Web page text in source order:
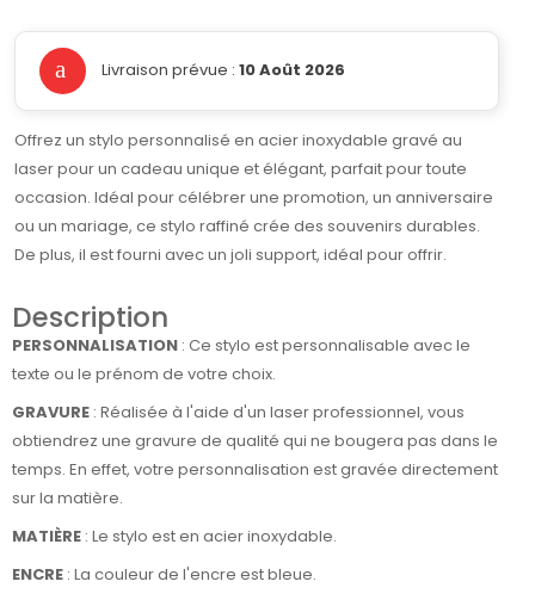
Livraison prévue : 10 Août 2026
Offrez un stylo personnalisé en acier inoxydable gravé au
laser pour un cadeau unique et élégant, parfait pour toute
occasion. Idéal pour célébrer une promotion, un anniversaire
ou un mariage, ce stylo raffiné crée des souvenirs durables.
De plus, il est fourni avec un joli support, idéal pour offrir.
Description
PERSONNALISATION : Ce stylo est personnalisable avec le
texte ou le prénom de votre choix.
GRAVURE : Réalisée à l'aide d'un laser professionnel, vous
obtiendrez une gravure de qualité qui ne bougera pas dans le
temps. En effet, votre personnalisation est gravée directement
sur la matière.
MATIÈRE : Le stylo est en acier inoxydable.
ENCRE : La couleur de l'encre est bleue.